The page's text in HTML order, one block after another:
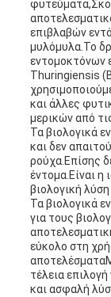
επιβλαβών
μυλόμυλα.Το
εντομοκτόνων
Thuringiensis
και άλλες
μερικών από
Τα βιολογικά
και δεν
ρούχα.Επίσης
έντομα.Είναι η
βιολογική
Τα βιολογικά
για τους
εύκολο στη
τέλεια
και ασφαλή